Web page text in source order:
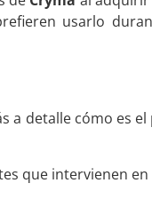
usarlo
a detalle cómo es
que intervienen